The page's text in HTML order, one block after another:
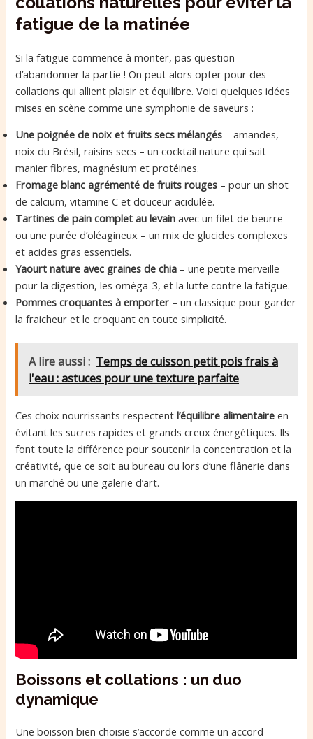
fatigue de la matinée
Si la fatigue commence à monter, pas question
d’abandonner la partie ! On peut alors opter pour des
collations qui allient plaisir et équilibre. Voici quelques idées
mises en scène comme une symphonie de saveurs :
Une poignée de noix et fruits secs mélangés – amandes,
noix du Brésil, raisins secs – un cocktail nature qui sait
manier fibres, magnésium et protéines.
Fromage blanc agrémenté de fruits rouges – pour un shot
de calcium, vitamine C et douceur acidulée.
Tartines de pain complet au levain avec un filet de beurre
ou une purée d’oléagineux – un mix de glucides complexes
et acides gras essentiels.
Yaourt nature avec graines de chia – une petite merveille
pour la digestion, les oméga-3, et la lutte contre la fatigue.
Pommes croquantes à emporter – un classique pour garder
la fraicheur et le croquant en toute simplicité.
A lire aussi : Temps de cuisson petit pois frais à
l'eau : astuces pour une texture parfaite
Ces choix nourrissants respectentl’équilibre alimentaire en
évitant les sucres rapides et grands creux énergétiques. Ils
font toute la différence pour soutenir la concentration et la
créativité, que ce soit au bureau ou lors d’une flânerie dans
un marché ou une galerie d’art.
Boissons et collations : un duo
dynamique
Une boisson bien choisie s’accorde comme un accord